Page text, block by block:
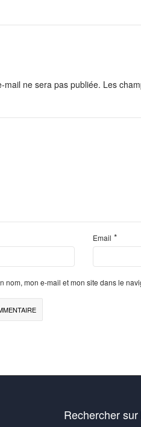
mail ne sera pas publiée. Les
Email *
nom, mon e-mail et mon site dans le
Rechercher